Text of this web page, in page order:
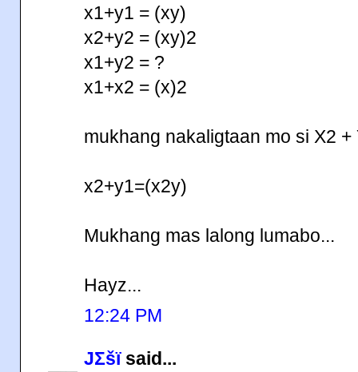
x1+y1 = (xy)
x2+y2 = (xy)2
x1+y2 = ?
x1+x2 = (x)2
mukhang nakaligtaan mo si X2 +
x2+y1=(x2y)
Mukhang mas lalong lumabo...
Hayz...
12:24 PM
JΣšïsaid...